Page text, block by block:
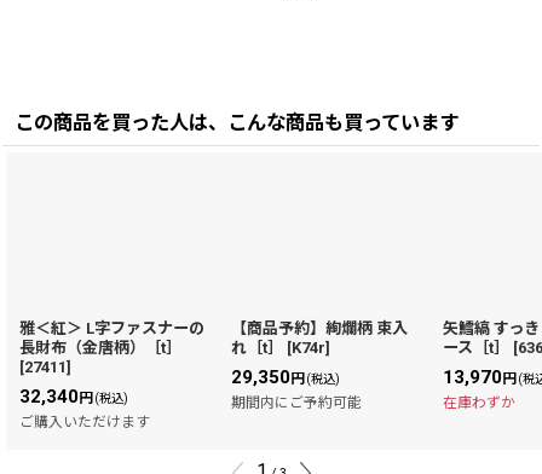
この商品を買った人は、こんな商品も買っています
雅＜紅＞ L字ファスナーの
長財布（金唐柄）［t］
[27411]
32,340円 (税込)
ご購入いただけます
【商品予約】絢爛柄 束入
れ［t］
[K74r]
29,350円 (税込)
期間内にご予約可能
矢鱈縞 すっ
ース［t］
[
13,970円 (税
在庫わずか